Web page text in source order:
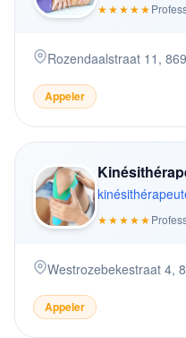
★★★★★
Rozendaalstraat 11 ,
Appeler
★★★★★
Westrozebekestraat 4,
Appeler